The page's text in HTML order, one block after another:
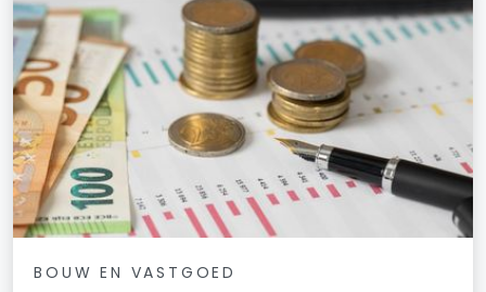
BOUW EN VASTGOED